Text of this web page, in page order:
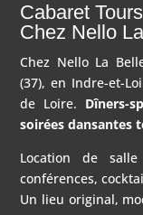
Cabaret Tours
Chez Nello
Chez Nello La
(37), en Indre-et-
de Loire. Dîners-
soirées dansantes
Location de salle
conférences,
Un lieu original,